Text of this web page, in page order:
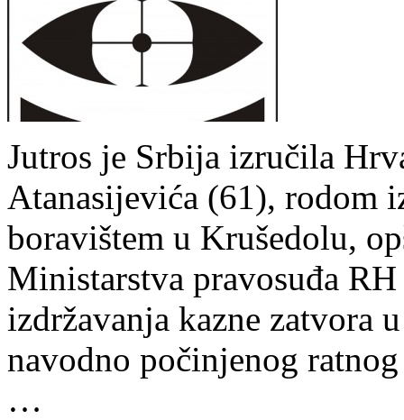
Jutros je Srbija izručila
Atanasijevića (61), rodom
boravištem u Krušedolu,
Ministarstva pravosuđa
izdržavanja kazne zatvora
navodno počinjenog
…